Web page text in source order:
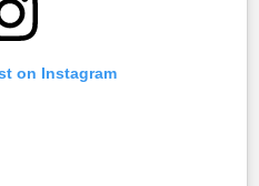
on Instagram